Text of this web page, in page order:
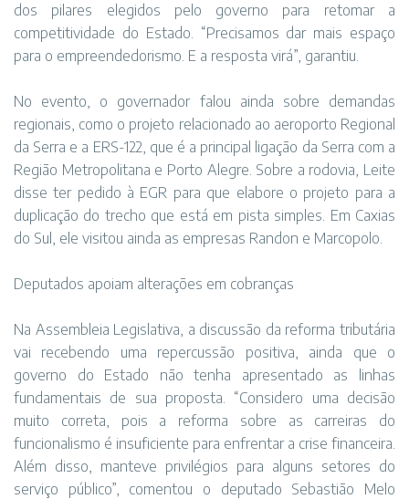
dos pilares elegidos pelo governo para retomar a
competitividade do Estado. “Precisamos dar mais espaço
para o empreendedorismo. E a resposta virá”, garantiu.
No evento, o governador falou ainda sobre demandas
regionais, como o projeto relacionado ao aeroporto Regional
da Serra e a ERS-122, que é a principal ligação da Serra com a
Região Metropolitana e Porto Alegre. Sobre a rodovia, Leite
disse ter pedido à EGR para que elabore o projeto para a
duplicação do trecho que está em pista simples. Em Caxias
do Sul, ele visitou ainda as empresas Randon e Marcopolo.
Deputados apoiam alterações em cobranças
Na Assembleia Legislativa, a discussão da reforma tributária
vai recebendo uma repercussão positiva, ainda que o
governo do Estado não tenha apresentado as linhas
fundamentais de sua proposta. “Considero uma decisão
muito correta, pois a reforma sobre as carreiras do
funcionalismo é insuficiente para enfrentar a crise financeira.
Além disso, manteve privilégios para alguns setores do
serviço público”, comentou o deputado Sebastião Melo